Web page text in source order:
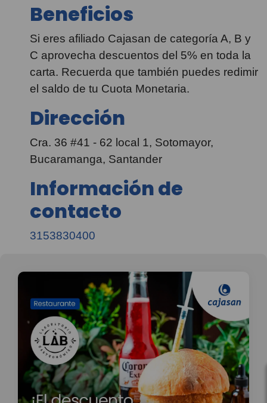
Beneficios
Si eres afiliado Cajasan de categoría A, B y
C aprovecha descuentos del 5% en toda la
carta. Recuerda que también puedes redimir
el saldo de tu Cuota Monetaria.
Dirección
Cra. 36 #41 - 62 local 1, Sotomayor,
Bucaramanga, Santander
Información de
contacto
3153830400